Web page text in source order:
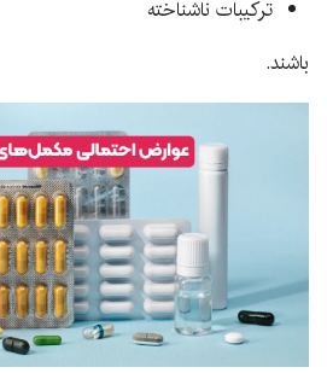
ترکیبات ناشناخته
باشند.